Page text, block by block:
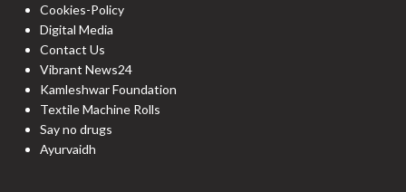
Cookies-Policy
Digital Media
Contact Us
Vibrant News24
Kamleshwar Foundation
Textile Machine Rolls
Say no drugs
Ayurvaidh